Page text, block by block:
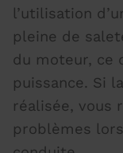
l’utilisation
pleine de
du moteur, ce
puissance. Si
réalisée, vous
problèmes